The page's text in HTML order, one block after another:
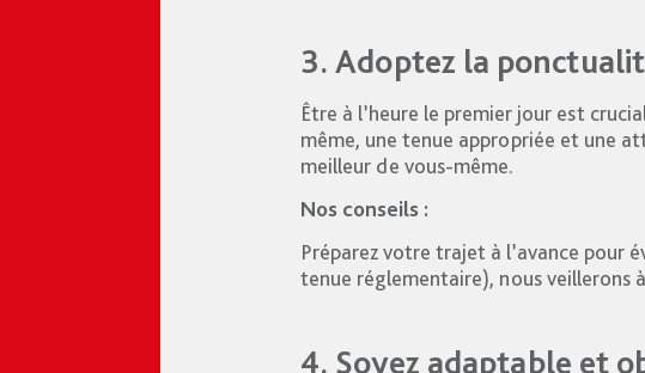
3. Adoptez la
Être à l’heure le premier jour est
même, une tenue appropriée et une
meilleur de vous-même.
Nos conseils :
Préparez votre trajet à l’avance pour
tenue réglementaire), nous veillerons
4. Soyez adaptable et